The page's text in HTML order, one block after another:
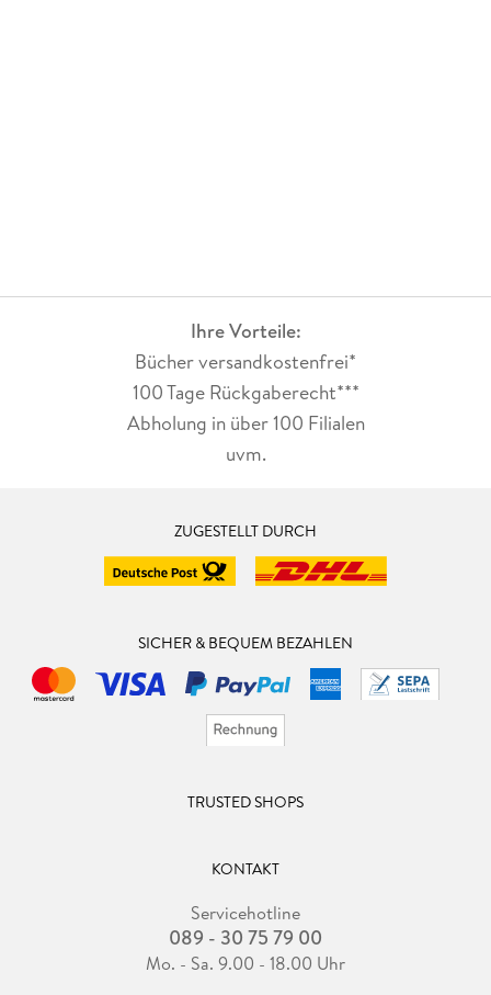
Ihre Vorteile:
Bücher versandkostenfrei*
100 Tage Rückgaberecht***
Abholung in über 100 Filialen
uvm.
ZUGESTELLT DURCH
SICHER & BEQUEM BEZAHLEN
TRUSTED SHOPS
KONTAKT
Servicehotline
089 - 30 75 79 00
Mo. - Sa. 9.00 - 18.00 Uhr